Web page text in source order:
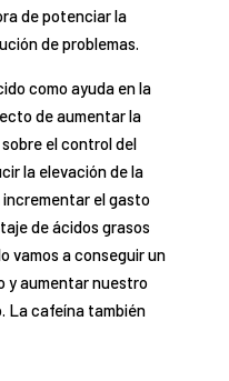
de potenciar la
de problemas.
como ayuda en la
de aumentar la
el control del
la elevación de la
el gasto
de ácidos grasos
vamos a conseguir un
y aumentar nuestro
La cafeína también